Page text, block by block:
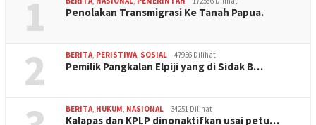
1 Penolakan Transmigrasi Ke Tanah Papua.
2 BERITA PERISTIWA SOSIAL 47956 Dilihat
Pemilik Pangkalan Elpiji yang di Sidak B…
BERITA HUKUM NASIONAL 34251 Dilihat
Kalapas dan KPLP dinonaktifkan usai petu…